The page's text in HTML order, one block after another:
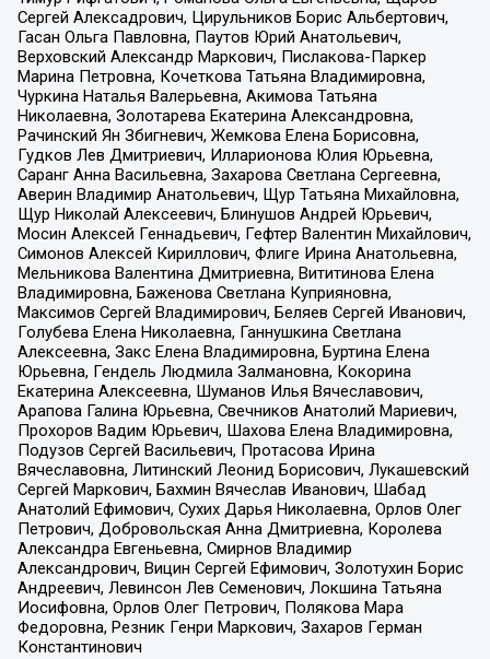
Сергей Алексадрович, Цирульников Борис Альбертович,
Гасан Ольга Павловна, Паутов Юрий Анатольевич,
Верховский Александр Маркович, Пислакова-Паркер
Марина Петровна, Кочеткова Татьяна Владимировна,
Чуркина Наталья Валерьевна, Акимова Татьяна
Николаевна, Золотарева Екатерина Александровна,
Рачинский Ян Збигневич, Жемкова Елена Борисовна,
Гудков Лев Дмитриевич, Илларионова Юлия Юрьевна,
Саранг Анна Васильевна, Захарова Светлана Сергеевна,
Аверин Владимир Анатольевич, Щур Татьяна Михайловна,
Щур Николай Алексеевич, Блинушов Андрей Юрьевич,
Мосин Алексей Геннадьевич, Гефтер Валентин Михайлович,
Симонов Алексей Кириллович, Флиге Ирина Анатольевна,
Мельникова Валентина Дмитриевна, Вититинова Елена
Владимировна, Баженова Светлана Куприяновна,
Максимов Сергей Владимирович, Беляев Сергей Иванович,
Голубева Елена Николаевна, Ганнушкина Светлана
Алексеевна, Закс Елена Владимировна, Буртина Елена
Юрьевна, Гендель Людмила Залмановна, Кокорина
Екатерина Алексеевна, Шуманов Илья Вячеславович,
Арапова Галина Юрьевна, Свечников Анатолий Мариевич,
Прохоров Вадим Юрьевич, Шахова Елена Владимировна,
Подузов Сергей Васильевич, Протасова Ирина
Вячеславовна, Литинский Леонид Борисович, Лукашевский
Сергей Маркович, Бахмин Вячеслав Иванович, Шабад
Анатолий Ефимович, Сухих Дарья Николаевна, Орлов Олег
Петрович, Добровольская Анна Дмитриевна, Королева
Александра Евгеньевна, Смирнов Владимир
Александрович, Вицин Сергей Ефимович, Золотухин Борис
Андреевич, Левинсон Лев Семенович, Локшина Татьяна
Иосифовна, Орлов Олег Петрович, Полякова Мара
Федоровна, Резник Генри Маркович, Захаров Герман
Константинович